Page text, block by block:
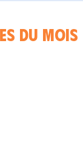
du mois